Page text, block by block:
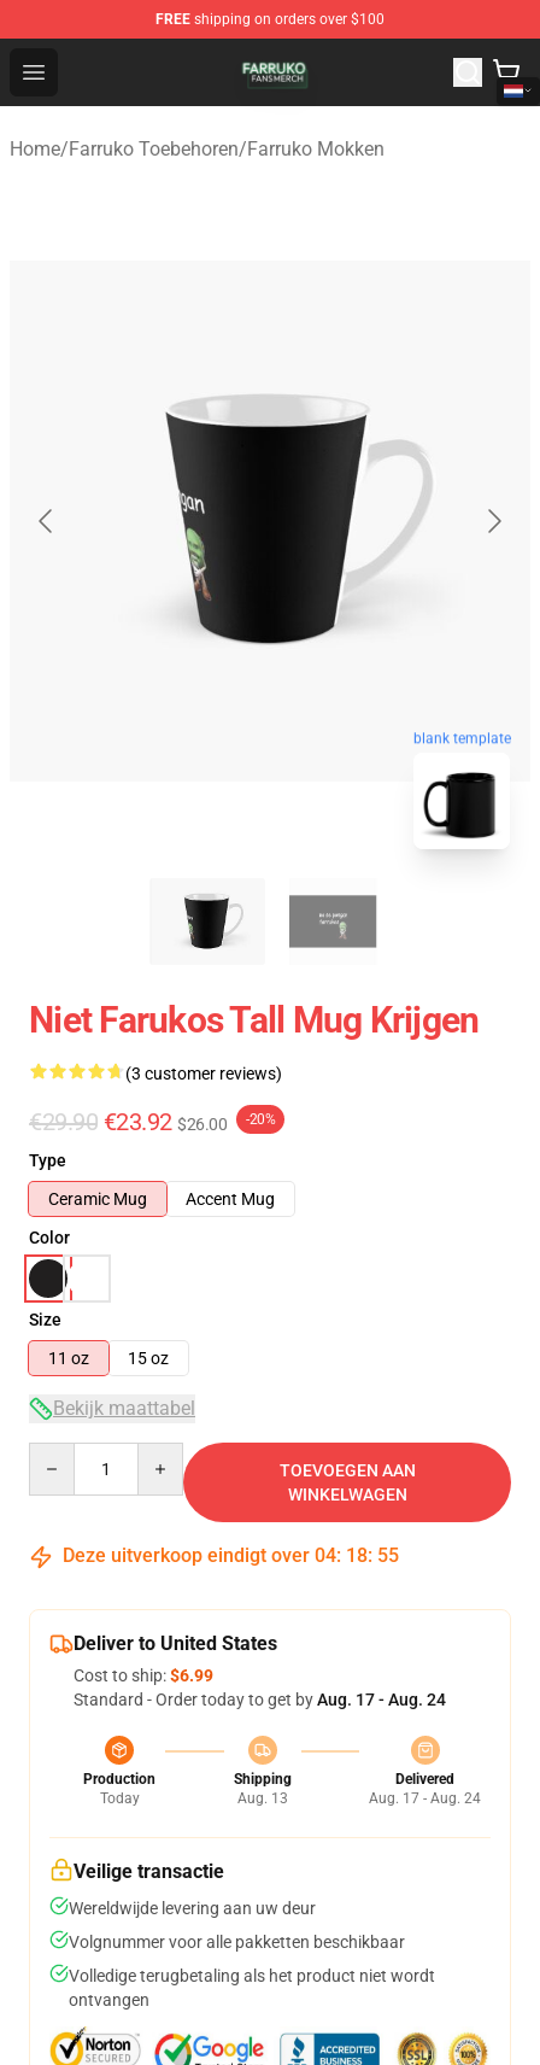
FREE shipping on orders over $100
Open menu
Farruko Shop - Official Farruko Merchandise Store
Home/Farruko Toebehoren/Farruko Mokken
blank template
Niet Farukos Tall Mug Krijgen
(3 customer reviews)
€29.90 €23.92 $26.00 -20%
Type
Ceramic Mug
Accent Mug
Color
Size
11 oz
15 oz
Bekijk maattabel
TOEVOEGEN AAN
WINKELWAGEN
Deze uitverkoop eindigt over 04: 18: 55
Deliver to United States
Cost to ship:$6.99
Standard - Order today to get byAug. 17 - Aug. 24
Production
Today
Shipping
Aug. 13
Delivered
Aug. 17 - Aug. 24
Veilige transactie
Wereldwijde levering aan uw deur
Volgnummer voor alle pakketten beschikbaar
Volledige terugbetaling als het product niet wordt
ontvangen